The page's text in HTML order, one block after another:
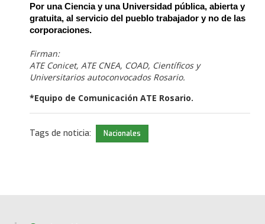
Por una Ciencia y una Universidad pública, abierta y
gratuita, al servicio del pueblo trabajador y no de las
corporaciones.
Firman:
ATE Conicet, ATE CNEA, COAD, Científicos y
Universitarios autoconvocados Rosario.
*Equipo de Comunicación ATE Rosario.
Tags de noticia: Nacionales